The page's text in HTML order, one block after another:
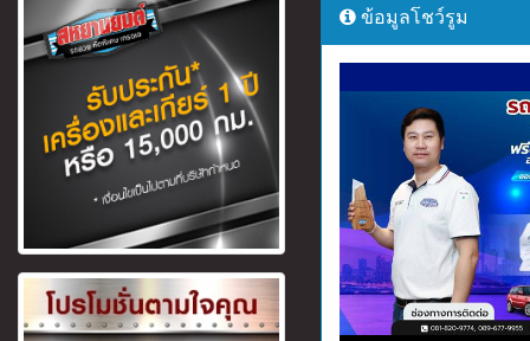
ข้อมูลโชว์รูม